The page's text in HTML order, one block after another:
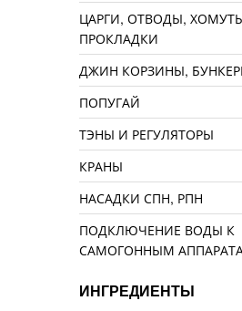
ЦАРГИ, ОТВОДЫ,
ПРОКЛАДКИ
ДЖИН КОРЗИНЫ,
ПОПУГАЙ
ТЭНЫ И РЕГУЛЯТОРЫ
КРАНЫ
НАСАДКИ СПН, РПН
ПОДКЛЮЧЕНИЕ ВОДЫ К
САМОГОННЫМ
ИНГРЕДИЕНТЫ